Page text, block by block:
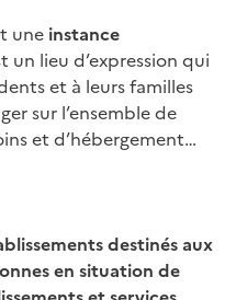
une instance
un lieu d’expression qui
et à leurs familles
sur l’ensemble de
et d’hébergement…
destinés aux
en situation de